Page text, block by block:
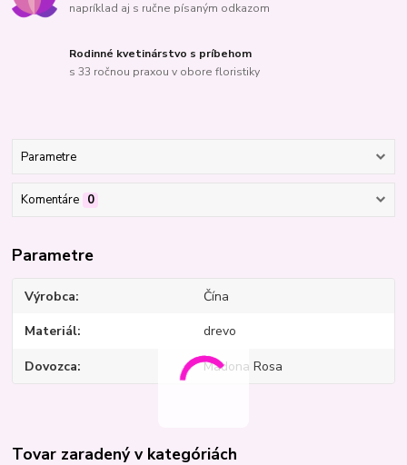
napríklad aj s ručne písaným odkazom
Rodinné kvetinárstvo s príbehom
s 33 ročnou praxou v obore floristiky
Parametre
Komentáre 0
Parametre
Výrobca Čína
Materiál drevo
Dovozca Madona Rosa
Tovar zaradený v kategóriách